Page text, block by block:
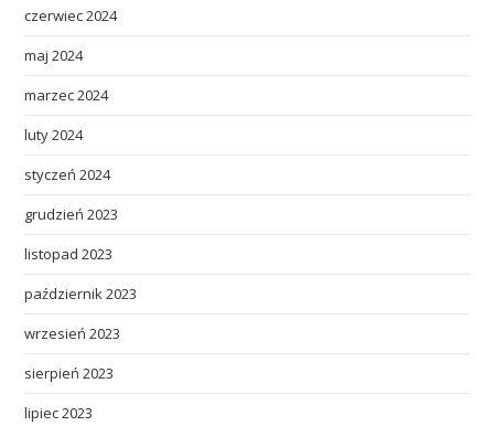
czerwiec 2024
maj 2024
marzec 2024
luty 2024
styczeń 2024
grudzień 2023
listopad 2023
październik 2023
wrzesień 2023
sierpień 2023
lipiec 2023